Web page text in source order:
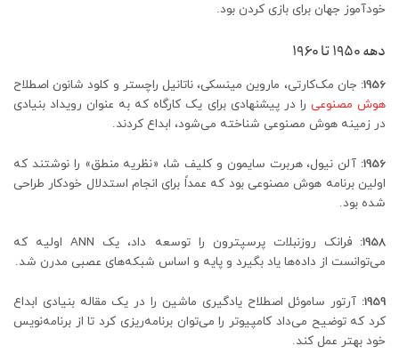
خودآموز جهان برای بازی کردن بود.
دهه 1950 تا 1960
1956: جان مک‌کارتی، ماروین مینسکی، ناتانیل راچستر و کلود شانون اصطلاح
هوش مصنوعی را در پیشنهادی برای یک کارگاه که به عنوان رویداد بنیادی
در زمینه هوش مصنوعی شناخته می‌شود، ابداع کردند.
1956: آلن نیول، هربرت سایمون و کلیف شا، «نظریه منطق» را نوشتند که
اولین برنامه هوش مصنوعی بود که عمداً برای انجام استدلال خودکار طراحی
شده بود.
1958:
فرانک روزنبلات پرسپترون را توسعه داد، یک ANN اولیه که
می‌توانست از داده‌ها یاد بگیرد و پایه و اساس شبکه‌های عصبی مدرن شد.
1959: آرتور ساموئل اصطلاح یادگیری ماشین را در یک مقاله بنیادی ابداع
کرد که توضیح می‌داد کامپیوتر را می‌توان برنامه‌ریزی کرد تا از برنامه‌نویس
خود بهتر عمل کند.